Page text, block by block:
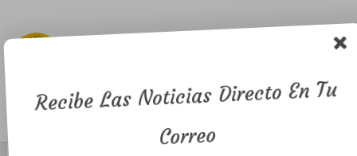
Menu
de plantas.
Recibe Las Noticias Directo En Tu
Correo